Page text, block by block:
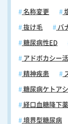
名称変更
抜け毛 バ
糖尿病性ED
アドボカシー
精神疾患
糖尿病ケトア
経口血糖降下薬
境界型糖尿病